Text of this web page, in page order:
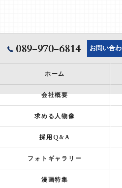
089-970-6814 お問い合
ホーム
会社概要
求める人物像
採用Q&A
フォトギャラリー
漫画特集